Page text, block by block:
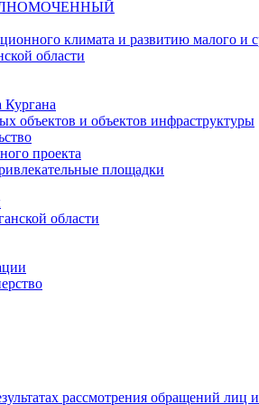
климата и развитию малого и
области
Кургана
объектов и объектов инфраструктуры
проекта
площадки
области
рассмотрения обращений лиц